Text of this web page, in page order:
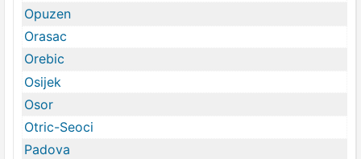
Opuzen
Orasac
Orebic
Osijek
Osor
Otric-Seoci
Padova